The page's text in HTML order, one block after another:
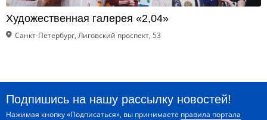
Художественная галерея «2,04»
Санкт-Петербург, Лиговский проспект, 53
Подпишись на нашу рассылку новостей!
Нажимая кнопку «Подписаться», вы принимаете правила портала